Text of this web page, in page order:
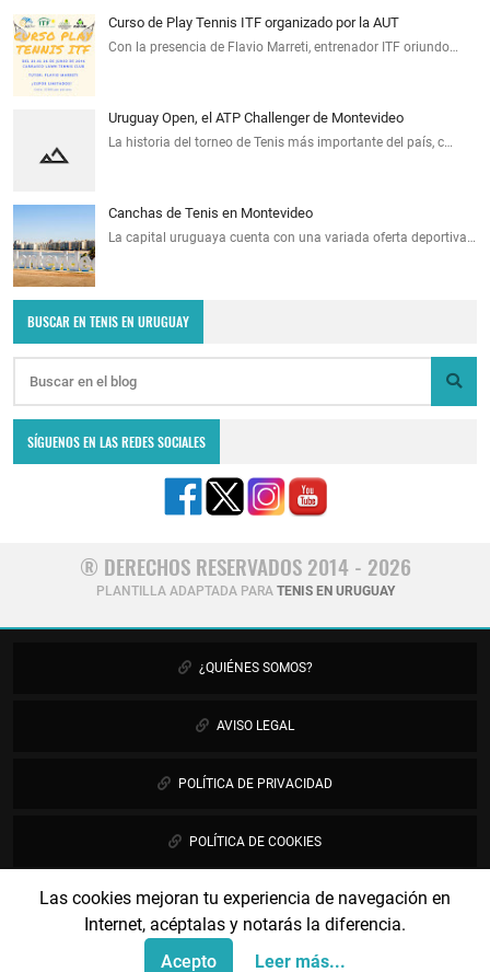
Las cookies mejoran tu experiencia de navegación en
Internet, acéptalas y notarás la diferencia.
Acepto
Leer más...
Curso de Play Tennis ITF organizado por la AUT
Con la presencia de Flavio Marreti, entrenador ITF oriundo…
Uruguay Open, el ATP Challenger de Montevideo
La historia del torneo de Tenis más importante del país, c…
Canchas de Tenis en Montevideo
La capital uruguaya cuenta con una variada oferta deportiva…
BUSCAR EN TENIS EN URUGUAY
SÍGUENOS EN LAS REDES SOCIALES
® DERECHOS RESERVADOS 2014 - 2026
PLANTILLA ADAPTADA PARA TENIS EN URUGUAY
¿QUIÉNES SOMOS?
AVISO LEGAL
POLÍTICA DE PRIVACIDAD
POLÍTICA DE COOKIES
PUBLICIDAD
CONTÁCTANOS